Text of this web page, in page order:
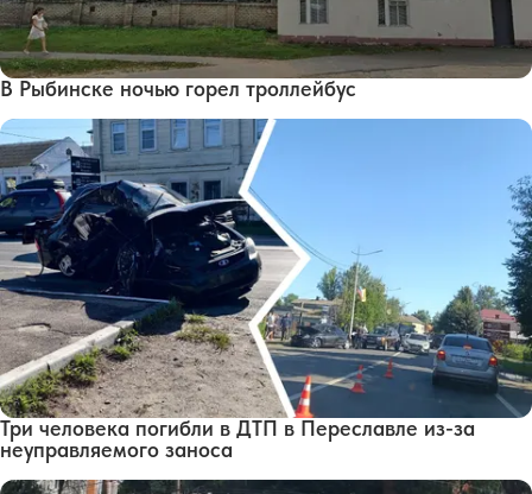
В Рыбинске ночью горел троллейбус
Три человека погибли в ДТП в Переславле из-за
неуправляемого заноса